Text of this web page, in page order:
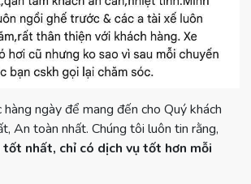
ngày để mang đến cho Quý khách
An toàn nhất. Chúng tôi luôn tin rằng,
nhất, chỉ có dịch vụ tốt hơn mỗi